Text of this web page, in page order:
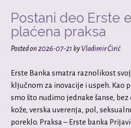
Postani deo Erste
plaćena praksa
Posted on2026-07-21 byVladimir Ćirić
Erste Banka smatra raznolikost
ključnom za inovacije i uspeh. Kao
smo što nudimo jednake šanse,
kože, verska uverenja, pol,
poreklo. Praksa – Erste banka